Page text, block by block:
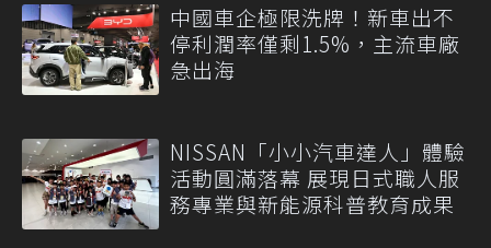
中國車企極限洗牌！新車出不
停利潤率僅剩1.5%，主流車廠
急出海
NISSAN「小小汽車達人」體驗
活動圓滿落幕 展現日式職人服
務專業與新能源科普教育成果